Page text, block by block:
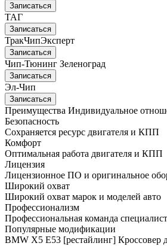
Записаться
ТАГ
Записаться
ТракЧипЭксперт
Записаться
Чип-Тюнинг Зеленоград
Записаться
Эл-Чип
Записаться
Преимущества Индивидуальное
Безопасность
Сохраняется ресурс двигателя и КПП
Комфорт
Оптимальная работа двигателя и КПП
Лицензия
Лицензионное ПО и оригинальное
Широкий охват
Широкий охват марок и моделей авто
Профессионализм
Профессиональная команда
Популярные модификации
BMW X5 E53 [рестайлинг] Кроссовер